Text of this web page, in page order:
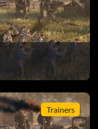
Trainers